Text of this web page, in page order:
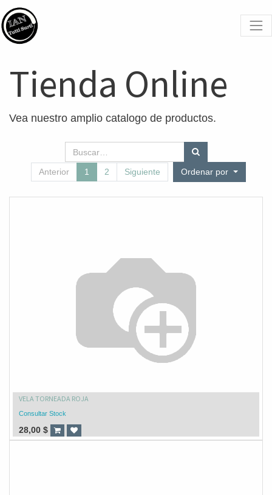
Tienda Online
Vea nuestro amplio catalogo de productos.
Anterior 1 2 Siguiente Ordenar por
VELA TORNEADA ROJA
Consultar Stock
28,00 $